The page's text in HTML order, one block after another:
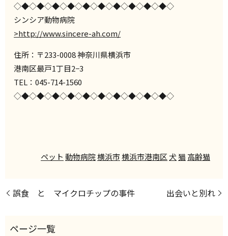
◇◆◇◆◇◆◇◆◇◆◇◆◇◆◇◆◇◆◇◆◇
シンシア動物病院
>http://www.sincere-ah.com/
住所：〒233-0008 神奈川県横浜市
港南区最戸1丁目2−3
TEL：045-714-1560
◇◆◇◆◇◆◇◆◇◆◇◆◇◆◇◆◇◆◇◆◇
ペット 動物病院横浜市横浜市港南区犬猫高齢猫
誤食 と マイクロチップの事件 出会いと別れ